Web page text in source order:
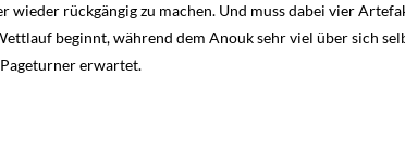
rückgängig zu machen. Und muss dabei vier
beginnt, während dem Anouk sehr viel über sich
erwartet.